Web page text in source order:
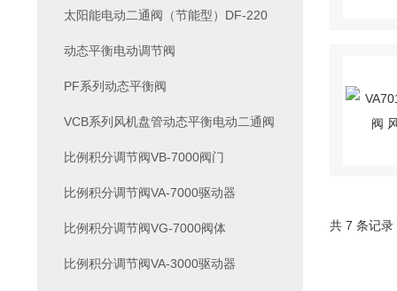
共 7 条记
太阳能电动二通阀（节能型）DF-220
动态平衡电动调节阀
PF系列动态平衡阀
VCB系列风机盘管动态平衡电动二通阀
比例积分调节阀VB-7000阀门
比例积分调节阀VA-7000驱动器
比例积分调节阀VG-7000阀体
比例积分调节阀VA-3000驱动器